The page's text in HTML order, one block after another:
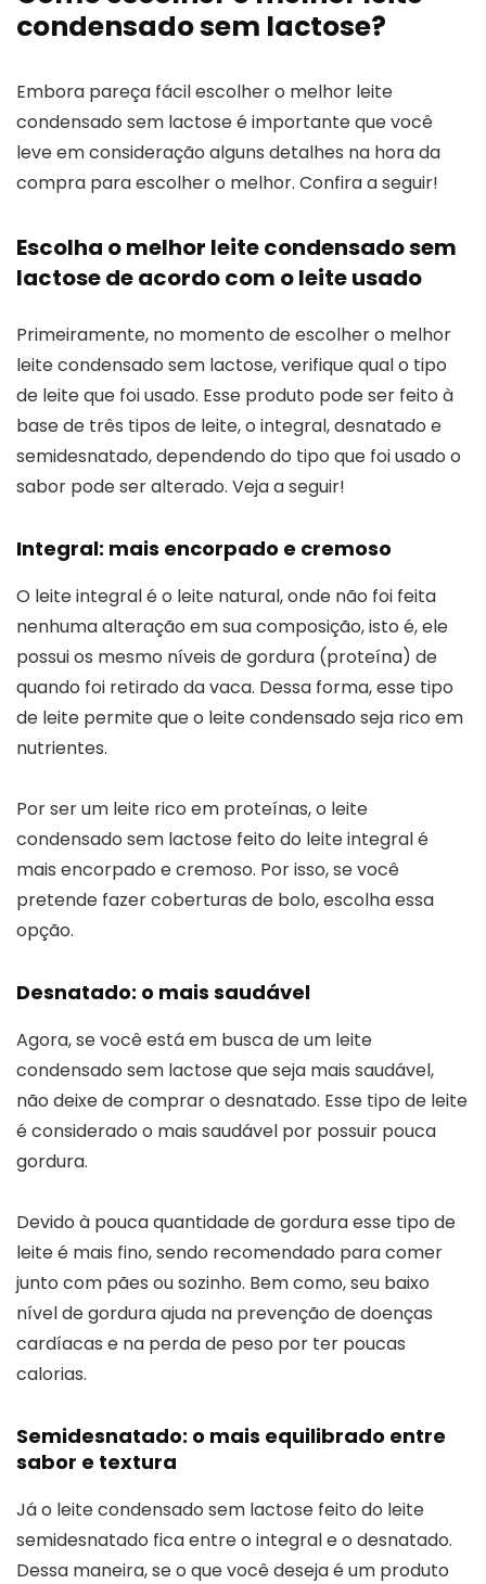
condensado sem lactose?
Embora pareça fácil escolher o melhor leite
condensado sem lactose é importante que você
leve em consideração alguns detalhes na hora da
compra para escolher o melhor. Confira a seguir!
Escolha o melhor leite condensado sem
lactose de acordo com o leite usado
Primeiramente, no momento de escolher o melhor
leite condensado sem lactose, verifique qual o tipo
de leite que foi usado. Esse produto pode ser feito à
base de três tipos de leite, o integral, desnatado e
semidesnatado, dependendo do tipo que foi usado o
sabor pode ser alterado. Veja a seguir!
Integral: mais encorpado e cremoso
O leite integral é o leite natural, onde não foi feita
nenhuma alteração em sua composição, isto é, ele
possui os mesmo níveis de gordura (proteína) de
quando foi retirado da vaca. Dessa forma, esse tipo
de leite permite que o leite condensado seja rico em
nutrientes.
Por ser um leite rico em proteínas, o leite
condensado sem lactose feito do leite integral é
mais encorpado e cremoso. Por isso, se você
pretende fazer coberturas de bolo, escolha essa
opção.
Desnatado: o mais saudável
Agora, se você está em busca de um leite
condensado sem lactose que seja mais saudável,
não deixe de comprar o desnatado. Esse tipo de leite
é considerado o mais saudável por possuir pouca
gordura.
Devido à pouca quantidade de gordura esse tipo de
leite é mais fino, sendo recomendado para comer
junto com pães ou sozinho. Bem como, seu baixo
nível de gordura ajuda na prevenção de doenças
cardíacas e na perda de peso por ter poucas
calorias.
Semidesnatado: o mais equilibrado entre
sabor e textura
Já o leite condensado sem lactose feito do leite
semidesnatado fica entre o integral e o desnatado.
Dessa maneira, se o que você deseja é um produto